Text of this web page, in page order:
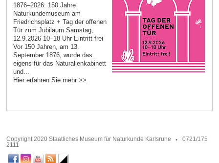
1876–2026: 150 Jahre
Naturkundemuseum am
Friedrichsplatz + Tag der offenen
Tür zum Jubiläum Samstag,
12.9.2026 10–18 Uhr Eintritt frei
Vor 150 Jahren, am 13.
September 1876, wurde das
eigens für das Naturalienkabinett
und...
Hier erfahren Sie mehr >>
Copyright 2020 Staatliches Museum für Naturkunde Karlsruhe
0721/175
2111